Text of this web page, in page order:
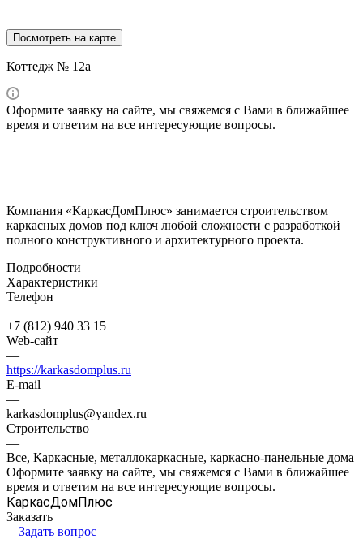
Посмотреть на карте
Коттедж № 12a
Оформите заявку на сайте, мы свяжемся с Вами в ближайшее
время и ответим на все интересующие вопросы.
Компания «КаркасДомПлюс» занимается строительством
каркасных домов под ключ любой сложности с разработкой
полного конструктивного и архитектурного проекта.
Подробности
Характеристики
Телефон
—
+7 (812) 940 33 15
Web-сайт
—
https://karkasdomplus.ru
E-mail
—
karkasdomplus@yandex.ru
Строительство
—
Все, Каркасные, металлокаркасные, каркасно-панельные дома
Оформите заявку на сайте, мы свяжемся с Вами в ближайшее
время и ответим на все интересующие вопросы.
КаркасДомПлюс
Заказать
Задать вопрос